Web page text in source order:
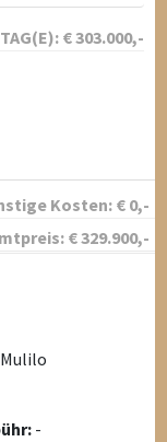
€303.000,-
Kosten: € 0,-
€329.900,-
-